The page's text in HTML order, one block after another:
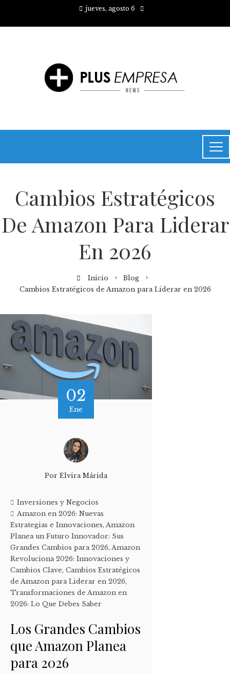
jueves, agosto 6
Cambios Estratégicos
De Amazon Para Liderar
En 2026
Inicio
Blog
Cambios Estratégicos de Amazon para Liderar en 2026
02
Ene
Por Elvira Márida
Inversiones y Negocios
Amazon en 2026: Nuevas
Estrategias e Innovaciones, Amazon
Planea un Futuro Innovador: Sus
Grandes Cambios para 2026, Amazon
Revoluciona 2026: Innovaciones y
Cambios Clave, Cambios Estratégicos
de Amazon para Liderar en 2026,
Transformaciones de Amazon en
2026: Lo Que Debes Saber
Los Grandes Cambios
que Amazon Planea
para 2026